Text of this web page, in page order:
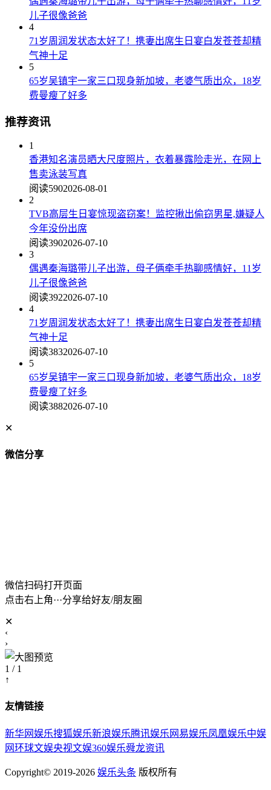
儿子很像爸爸
4
71岁周润发状态太好了！携妻出席生日宴白发苍苍却精
气神十足
5
65岁吴镇宇一家三口现身新加坡，老婆气质出众，18岁
费曼瘦了好多
推荐资讯
1
香港知名演员晒大尺度照片，衣着暴露险走光，在网上
售卖泳装写真
阅读5902026-08-01
2
TVB高层生日宴惊现盗窃案！监控揪出偷窃男星,嫌疑人
今年没份出席
阅读3902026-07-10
3
偶遇秦海璐带儿子出游，母子俩牵手热聊感情好，11岁
儿子很像爸爸
阅读3922026-07-10
4
71岁周润发状态太好了！携妻出席生日宴白发苍苍却精
气神十足
阅读3832026-07-10
5
65岁吴镇宇一家三口现身新加坡，老婆气质出众，18岁
费曼瘦了好多
阅读3882026-07-10
✕
微信分享
微信扫码打开页面
点击右上角···分享给好友/朋友圈
✕
‹
›
1 / 1
↑
友情链接
新华网娱乐搜狐娱乐新浪娱乐腾讯娱乐 网易娱乐凤凰娱乐中娱
网环球文娱央视文娱360娱乐舜龙资讯
Copyright© 2019-2026 娱乐头条 版权所有